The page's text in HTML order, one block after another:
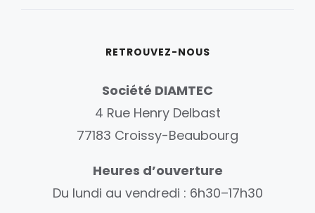
RETROUVEZ-NOUS
Société DIAMTEC
4 Rue Henry Delbast
77183 Croissy-Beaubourg
Heures d’ouverture
Du lundi au vendredi : 6h30–17h30